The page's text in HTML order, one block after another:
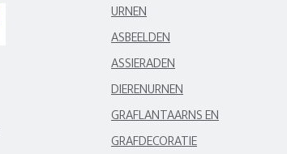
URNEN
ASBEELDEN
ASSIERADEN
DIERENURNEN
GRAFLANTAARNS EN
GRAFDECORATIE